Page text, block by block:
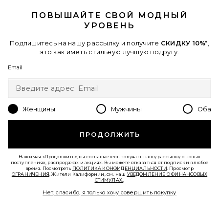
ПОЯС METAL BUCKLE LEATHER
ПОВЫШАЙТЕ СВОЙ МОДНЫЙ
УРОВЕНЬ
Подпишитесь на нашу рассылку и получите СКИДКУ 10%*
это как иметь стильную лучшую подругу.
Email
Женщины Мужчины Оба
ПРОДОЛЖИТЬ
Нажимая «Продолжить», вы соглашаетесь получать нашу рассылку о новых
поступлениях, распродажах и акциях. Вы можете отказаться от подписки в любое
время. Посмотреть ПОЛИТИКА КОНФИДЕНЦИАЛЬНОСТИ . Просмотр
ОГРАНИЧЕНИЯ . Жители Калифорнии, см. наш УВЕДОМЛЕНИЕ О ФИНАНСОВЫХ
СТИМУЛАХ.
Нет, спасибо, я только хочу совершить покупку